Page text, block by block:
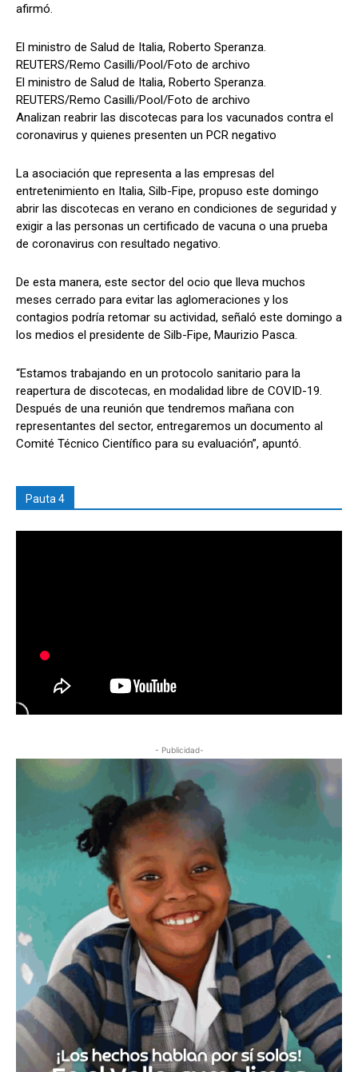
afirmó.
El ministro de Salud de Italia, Roberto Speranza.
REUTERS/Remo Casilli/Pool/Foto de archivo
El ministro de Salud de Italia, Roberto Speranza.
REUTERS/Remo Casilli/Pool/Foto de archivo
Analizan reabrir las discotecas para los vacunados contra el
coronavirus y quienes presenten un PCR negativo
La asociación que representa a las empresas del
entretenimiento en Italia, Silb-Fipe, propuso este domingo
abrir las discotecas en verano en condiciones de seguridad y
exigir a las personas un certificado de vacuna o una prueba
de coronavirus con resultado negativo.
De esta manera, este sector del ocio que lleva muchos
meses cerrado para evitar las aglomeraciones y los
contagios podría retomar su actividad, señaló este domingo a
los medios el presidente de Silb-Fipe, Maurizio Pasca.
“Estamos trabajando en un protocolo sanitario para la
reapertura de discotecas, en modalidad libre de COVID-19.
Después de una reunión que tendremos mañana con
representantes del sector, entregaremos un documento al
Comité Técnico Científico para su evaluación”, apuntó.
Pauta 4
- Publicidad-